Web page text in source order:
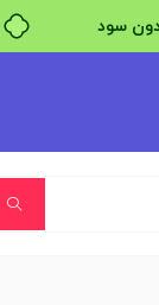
سود